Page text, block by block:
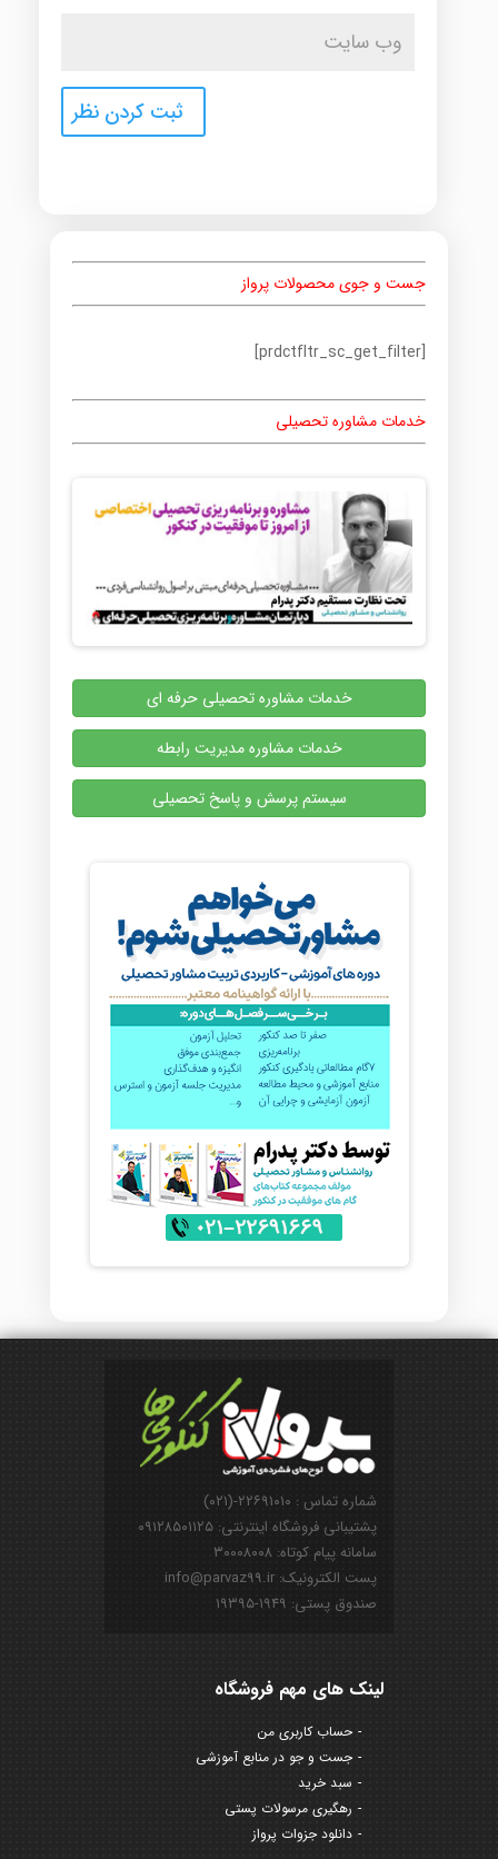
جست و جوی محصولات پرواز
[prdctfltr_sc_get_filter]
خدمات مشاوره تحصیلی
خدمات مشاوره تحصیلی حرفه ای
خدمات مشاوره مدیریت رابطه
سیستم پرسش و پاسخ تحصیلی
شماره تماس : ۲۲۶۹۱۰۱۰-(۰۲۱)
پشتیبانی فروشگاه اینترنتی: ۰۹۱۲۸۵۰۱۱۲۵
سامانه پیام کوتاه: ۳۰۰۰۸۰۰۸
پست الکترونیک: info@parvaz99.ir
صندوق پستی: ۱۹۴۹-۱۹۳۹۵
لینک های مهم فروشگاه
حساب کاربری من
جست و جو در منابع آموزشی
سبد خرید
رهگیری مرسولات پستی
دانلود جزوات پرواز